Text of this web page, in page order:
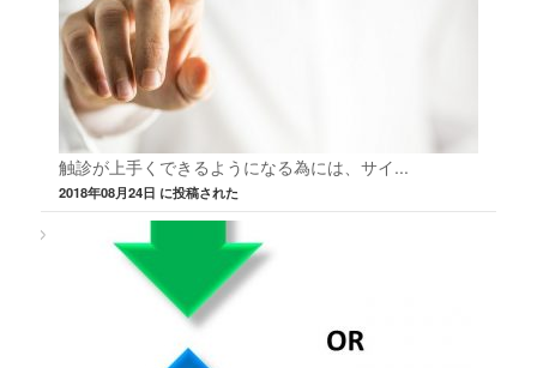
触診が上手くできるようになる為には、サイ...
2018年08月24日 に投稿された